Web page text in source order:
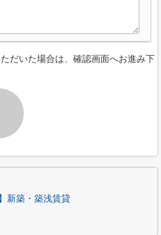
だいた場合は、確認画面へお進み下
新築・築浅賃貸